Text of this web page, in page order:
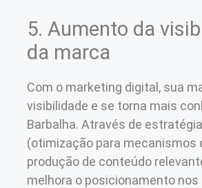
5. Aumento da
da marca
Com o marketing digital, sua
visibilidade e se torna mais
Barbalha. Através de
(otimização para mecanismos
produção de conteúdo
melhora o posicionamento